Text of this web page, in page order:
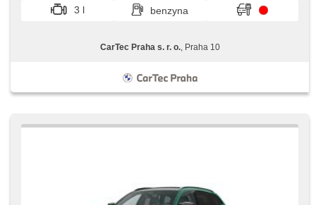
3 l
benzyna
CarTec Praha s. r. o., Praha 10